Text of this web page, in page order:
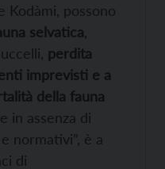
Kodàmi, possono
selvatica
perdita
imprevisti e a
della fauna
in assenza di
normativi”, è a
di